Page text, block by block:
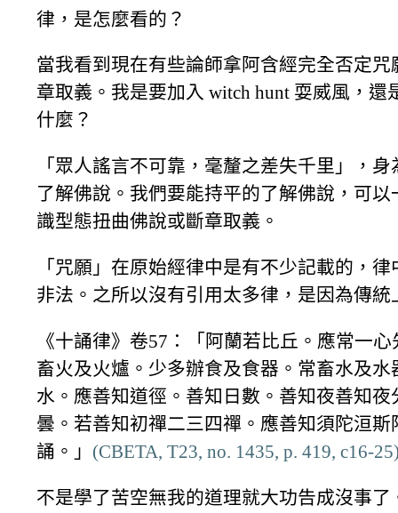
律，是怎麼看的？
當我看到現在有些論師拿阿含經完全否定
章取義。我是要加入 witch hunt 耍威風，
什麼？
「眾人謠言不可靠，毫釐之差失千里」，
了解佛說。我們要能持平的了解佛說，可
識型態扭曲佛說或斷章取義。
「咒願」在原始經律中是有不少記載的，
非法。之所以沒有引用太多律，是因為傳
《十誦律》卷57：「阿蘭若比丘。應常一
畜火及火爐。少多辦食及食器。常畜水及
水。應善知道徑。善知日數。善知夜善知
曇。若善知初禪二三四禪。應善知須陀洹
誦。」 (CBETA, T23, no. 1435, p. 419, c16-
不是學了苦空無我的道理就大功告成沒事